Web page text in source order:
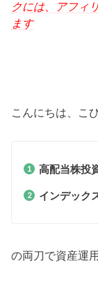
クには、アフィ
ます
こんにちは、こ
高配当株投
インデック
の両刀で資産運